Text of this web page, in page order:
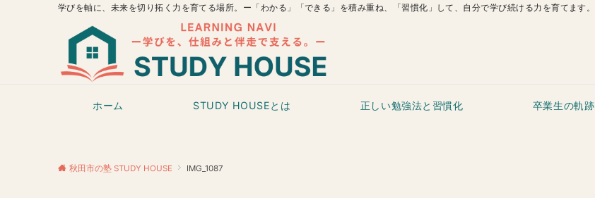
学びを軸に、未来を切り拓く力を育てる場所。ー「わかる」「できる」を積み重ね、「習慣化」して、自分で学び続ける力を育てます。
ホーム STUDY HOUSEとは 正しい勉強法と習慣化 卒業生の軌跡
秋田市の塾 STUDY HOUSE IMG_1087